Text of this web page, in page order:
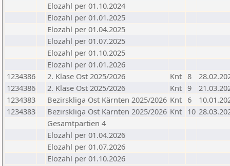
Elozahl per 01.10.2024
Elozahl per 01.01.2025
Elozahl per 01.04.2025
Elozahl per 01.07.2025
Elozahl per 01.10.2025
Elozahl per 01.01.2026
1234386
2. Klase Ost 2025/2026 Knt 8
1234386
2. Klase Ost 2025/2026 Knt 9
1234383
Bezirskliga Ost Kärnten 2025/2026 Knt 6
1234383
Bezirskliga Ost Kärnten 2025/2026 Knt 10
Gesamtpartien 4
Elozahl per 01.04.2026
Elozahl per 01.07.2026
Elozahl per 01.10.2026